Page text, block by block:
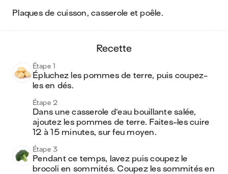
plaques de cuisson, casserole et poêle.
recette
Étape 1
Épluchez les pommes de terre, puis coupez-
les en dés.
Étape 2
Dans une casserole d’eau bouillante salée,
ajoutez les pommes de terre. Faites-les cuire
12 à 15 minutes, sur feu moyen.
Étape 3
Pendant ce temps, lavez puis coupez le
brocoli en sommités. Coupez les sommités en